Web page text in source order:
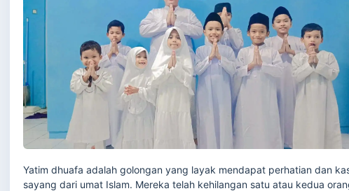
Yatim dhuafa adalah golongan yang layak mendapat perhatian dan
sayang dari umat Islam. Mereka telah kehilangan satu atau kedua